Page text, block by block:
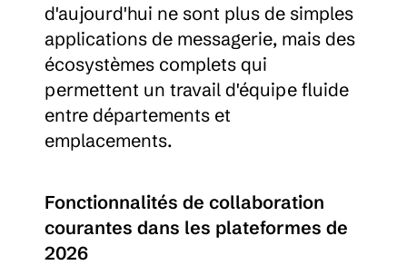
d'aujourd'hui ne sont plus de simples
applications de messagerie, mais des
écosystèmes complets qui
permettent un travail d'équipe fluide
entre départements et
emplacements.
Fonctionnalités de collaboration
courantes dans les plateformes de
2026